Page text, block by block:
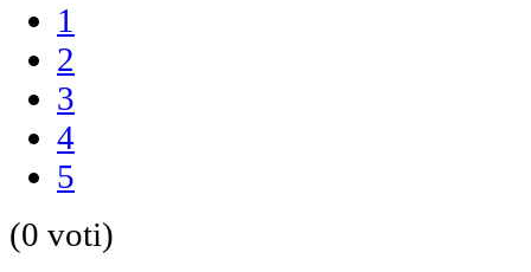
1
2
3
4
5
(0 voti)